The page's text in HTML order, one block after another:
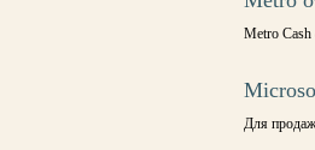
Metro
Для